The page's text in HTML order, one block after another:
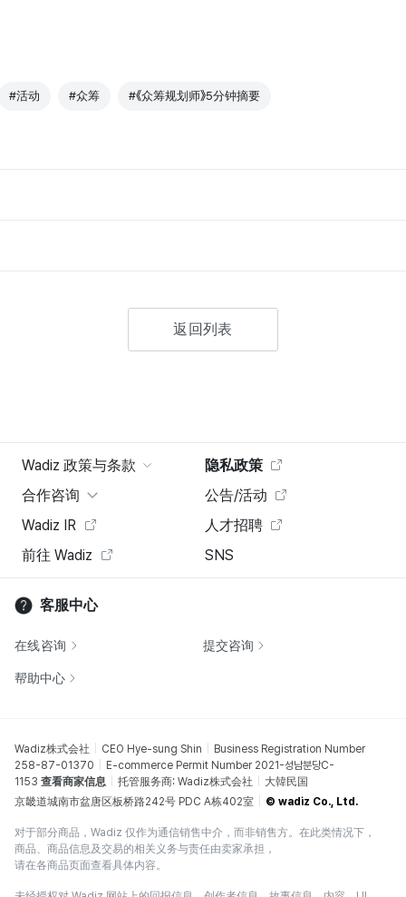
#活动 #众筹 #《众筹规划师》5分钟摘要
返回列表
Wadiz 政策与条款
隐私政策
合作咨询
公告/活动
Wadiz IR
人才招聘
前往 Wadiz
SNS
客服中心
在线咨询 提交咨询
帮助中心
Wadiz株式会社 CEO Hye-sung Shin
Business Registration Number
258-87-01370
E-commerce Permit Number 2021-성남분당C-
1153 查看商家信息 托管服务商: Wadiz株式会社
大韓民国
京畿道城南市盆唐区板桥路242号 PDC A栋402室
© wadiz Co., Ltd.
对于部分商品，Wadiz 仅作为通信销售中介，而非销售方。在此类情况下，
商品、商品信息及交易的相关义务与责任由卖家承担，
请在各商品页面查看具体内容。